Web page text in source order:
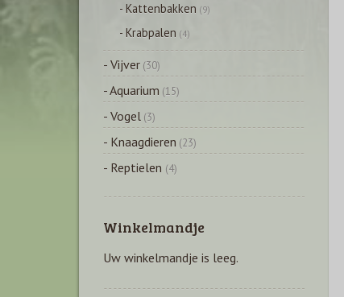
- Kattenbakken (9)
- Krabpalen (4)
- Vijver (30)
- Aquarium (15)
- Vogel (3)
- Knaagdieren (23)
- Reptielen (4)
Winkelmandje
Uw winkelmandje is leeg.